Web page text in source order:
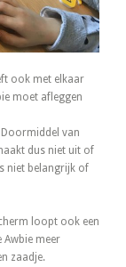
ook met elkaar
moet afleggen
van
dus niet uit of
niet belangrijk of
loopt ook een
Awbie meer
zaadje.